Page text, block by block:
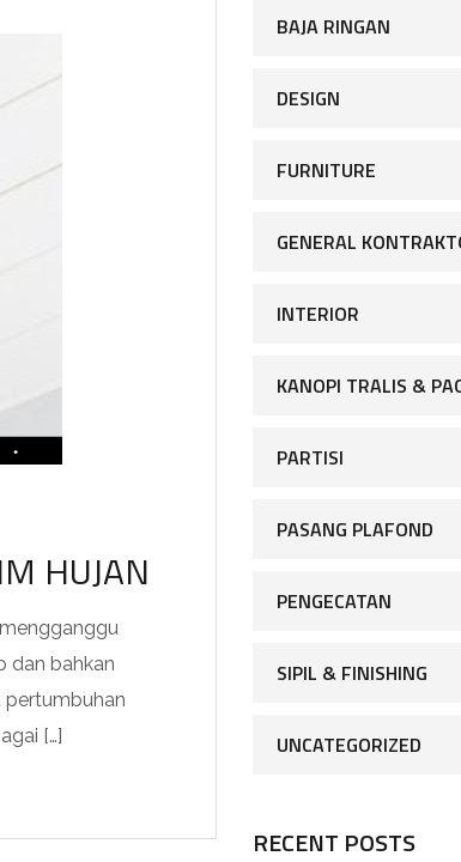
HUJAN
dan bahkan
pertumbuhan
[…]
BAJA RINGAN
DESIGN
FURNITURE
GENERAL
INTERIOR
KANOPI TRALIS &
PARTISI
PASANG PLAFOND
PENGECATAN
SIPIL & FINISHING
UNCATEGORIZED
RECENT POSTS